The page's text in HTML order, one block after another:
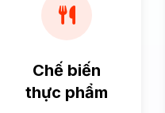
Chế biến
thực phẩm